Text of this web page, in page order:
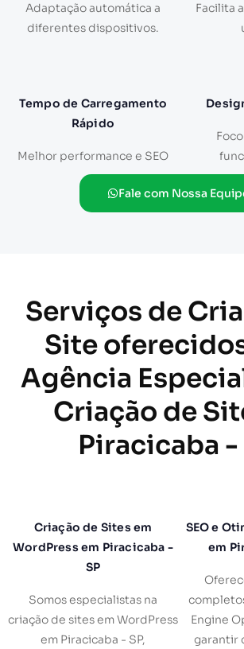
Adaptação automática a
diferentes dispositivos.
Facilita
Tempo de Carregamento
Rápido
Melhor performance e SEO
Fale com Nossa
Serviços de
Site
Agência
Criação de
Piracicaba -
Criação de Sites em
WordPress em Piracicaba -
SP
Somos especialistas na
criação de sites em WordPress
em Piracicaba - SP,
SEO e
em
Engine
garantir